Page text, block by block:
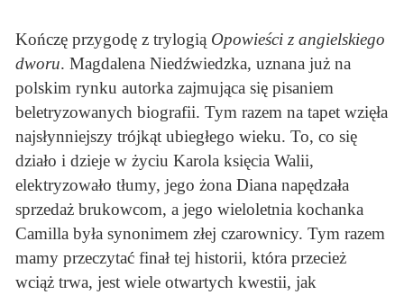
Kończę przygodę z trylogią Opowieści z angielskiego
dworu. Magdalena Niedźwiedzka, uznana już na
polskim rynku autorka zajmująca się pisaniem
beletryzowanych biografii. Tym razem na tapet wzięła
najsłynniejszy trójkąt ubiegłego wieku. To, co się
działo i dzieje w życiu Karola księcia Walii,
elektryzowało tłumy, jego żona Diana napędzała
sprzedaż brukowcom, a jego wieloletnia kochanka
Camilla była synonimem złej czarownicy. Tym razem
mamy przeczytać finał tej historii, która przecież
wciąż trwa, jest wiele otwartych kwestii, jak